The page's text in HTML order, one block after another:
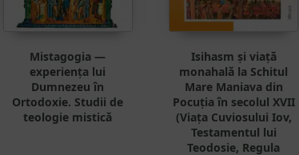
Mistagogia —
experiența lui
Dumnezeu în
Ortodoxie. Studii de
teologie mistică
Isihasm și viață
monahală la Schitul
Mare Maniava din
Pocuția în secolul XVII
(Viața Cuviosului Iov,
Testamentul lui
Teodosie, Regula